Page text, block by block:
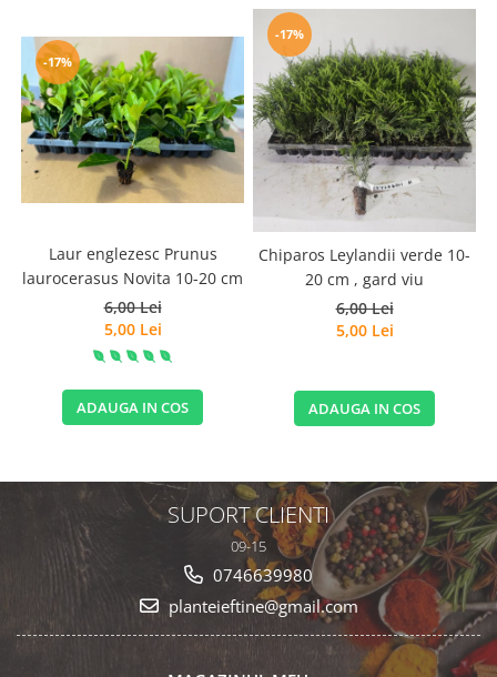
-17%
Laur englezesc Prunus
laurocerasus Novita 10-20 cm
6,00 Lei
5,00 Lei
ADAUGA IN COS
-17%
Chiparos Leylandii verde 10-
20 cm , gard viu
6,00 Lei
5,00 Lei
ADAUGA IN COS
SUPORT CLIENTI
09-15
0746639980
planteieftine@gmail.com